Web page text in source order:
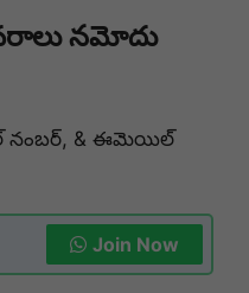
నమోదు
నంబర్, & ఈమెయిల్
Join Now